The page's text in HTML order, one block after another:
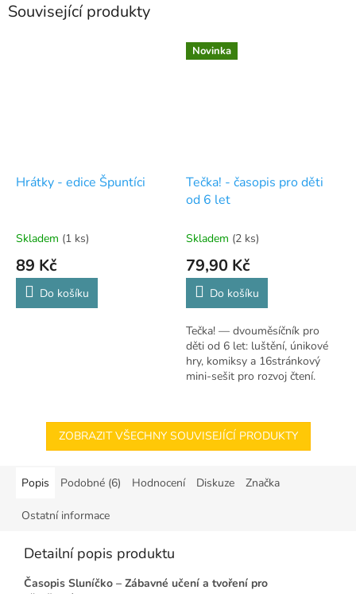
Související produkty
Hrátky - edice Špuntíci
Skladem (1 ks)
89 Kč
Do košíku
Novinka
Tečka! - časopis pro děti
od 6 let
Skladem (2 ks)
79,90 Kč
Do košíku
Tečka! — dvouměsíčník pro
děti od 6 let: luštění, únikové
hry, komiksy a 16stránkový
mini-sešit pro rozvoj čtení.
ZOBRAZIT VŠECHNY SOUVISEJÍCÍ PRODUKTY
Popis Podobné (6) Hodnocení Diskuze Značka
Ostatní informace
Detailní popis produktu
Časopis Sluníčko – Zábavné učení a tvoření pro